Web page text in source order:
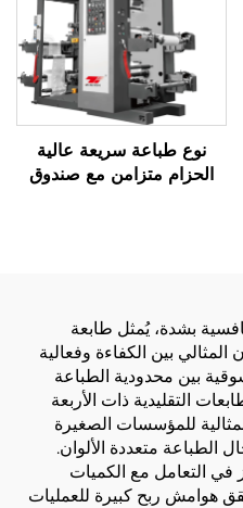
نوع طباعة سريعة عالية
الحزام متزامن مع صندوق
بشدة، يُمثل طابعة
المثالي بين الكفاءة وفعالية
بين محدودية الطباعة
التقليدية ذات الأربعة
للمؤسسات الصغيرة
الطباعة متعددة الألوان.
في التعامل مع الكميات
هوامش ربح كبيرة للعمليات